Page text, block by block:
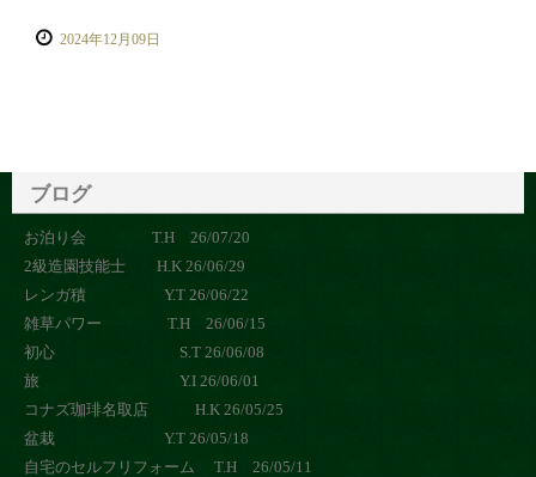
2024年12月09日
ブログ
お泊り会 T.H 26/07/20
2級造園技能士 H.K 26/06/29
レンガ積 Y.T 26/06/22
雑草パワー T.H 26/06/15
初心 S.T 26/06/08
旅 Y.I 26/06/01
コナズ珈琲名取店 H.K 26/05/25
盆栽 Y.T 26/05/18
自宅のセルフリフォーム T.H 26/05/11